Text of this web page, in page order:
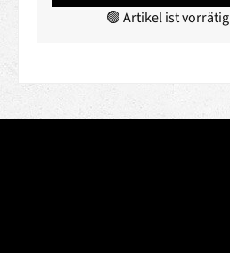
🟢 Artikel ist vorrätig